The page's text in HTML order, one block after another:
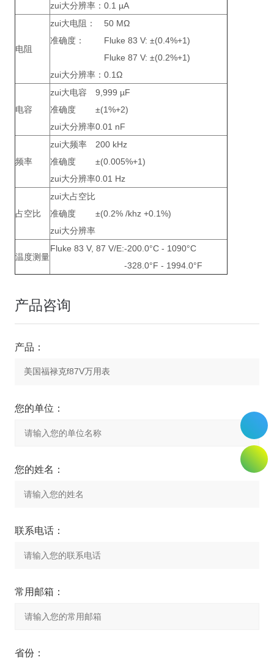
zui大分辨率： 0.1 µA
电阻
zui大电阻：
50 MΩ
准确度：
Fluke 83 V: ±(0.4%+1)
Fluke 87 V: ±(0.2%+1)
zui大分辨率： 0.1Ω
电容
zui大电容
9,999 µF
准确度
±(1%+2)
zui大分辨率0.01 nF
频率
zui大频率
200 kHz
准确度
±(0.005%+1)
zui大分辨率0.01 Hz
占空比
zui大占空比
准确度
±(0.2% /khz +0.1%)
zui大分辨率
温度测量
Fluke 83 V, 87 V/E:-200.0°C - 1090°C
-328.0°F - 1994.0°F
产品咨询
产品：
您的单位：
您的姓名：
联系电话：
常用邮箱：
省份：